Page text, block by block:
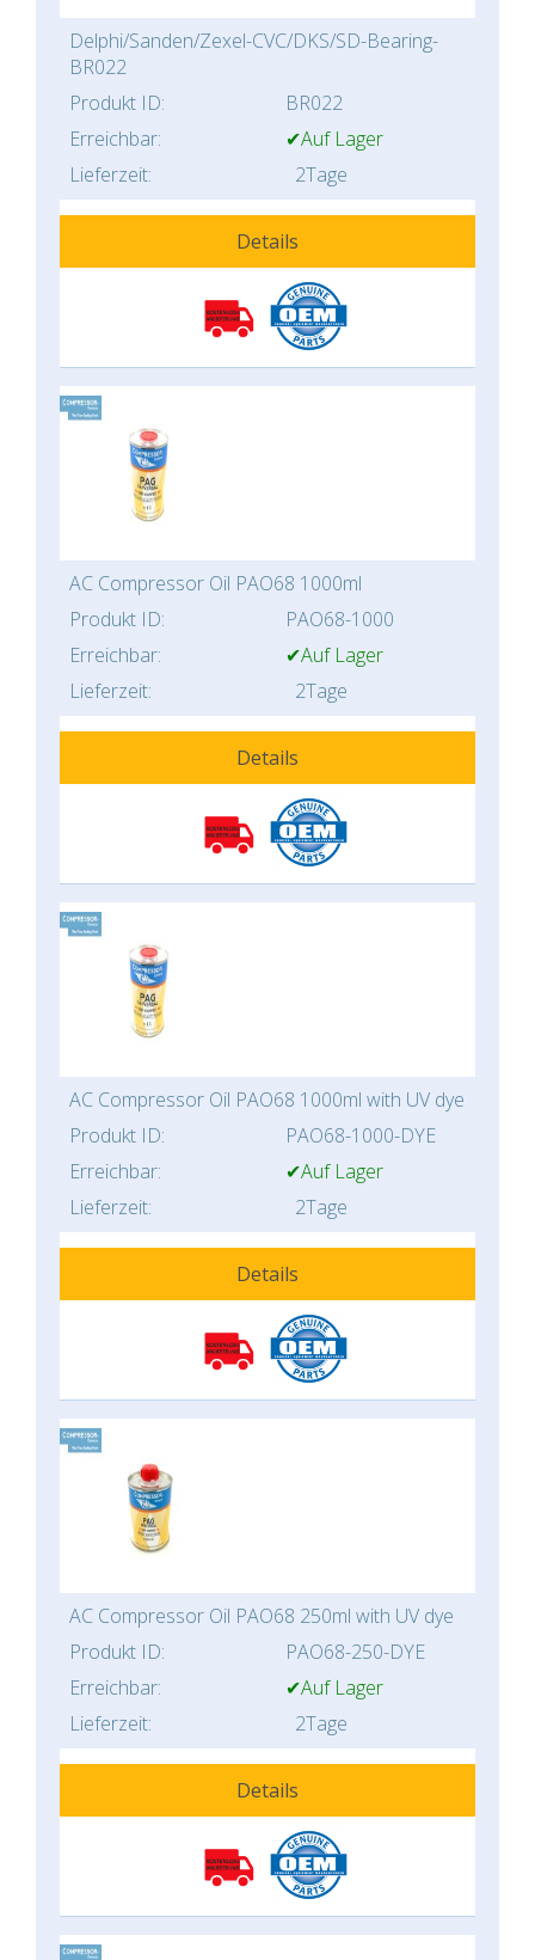
Delphi/Sanden/Zexel-CVC/DKS/SD-Bearing-
BR022
Produkt ID:
BR022
Erreichbar:
✔Auf Lager
Lieferzeit:
2Tage
Details
AC Compressor Oil PAO68 1000ml
Produkt ID:
PAO68-1000
Erreichbar:
✔Auf Lager
Lieferzeit:
2Tage
Details
AC Compressor Oil PAO68 1000ml with UV dye
Produkt ID:
PAO68-1000-DYE
Erreichbar:
✔Auf Lager
Lieferzeit:
2Tage
Details
AC Compressor Oil PAO68 250ml with UV dye
Produkt ID:
PAO68-250-DYE
Erreichbar:
✔Auf Lager
Lieferzeit:
2Tage
Details